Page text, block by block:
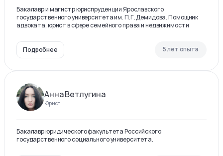
Бакалавр и магистр юриспруденции Ярославского
государственного университета им. П.Г. Демидова. Помощник
адвоката, юрист в сфере семейного права и недвижимости
Подробнее 5 лет опыта
Анна Ветлугина
Юрист
Бакалавр юридического факультета Российского
государственного социального университета.